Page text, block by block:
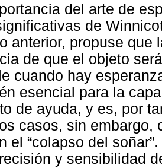
del arte de
de
anterior, propuse que
de que el objeto
cuando hay
esencial para la
de ayuda, y es, por
casos, sin embargo,
el “colapso del
y sensibilidad